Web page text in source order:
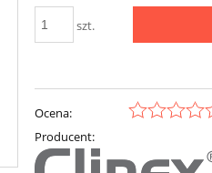
szt.
Ocena:
Producent: